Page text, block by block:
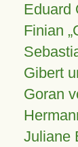
Eduard
Finian
Gibert
Goran
Juliane